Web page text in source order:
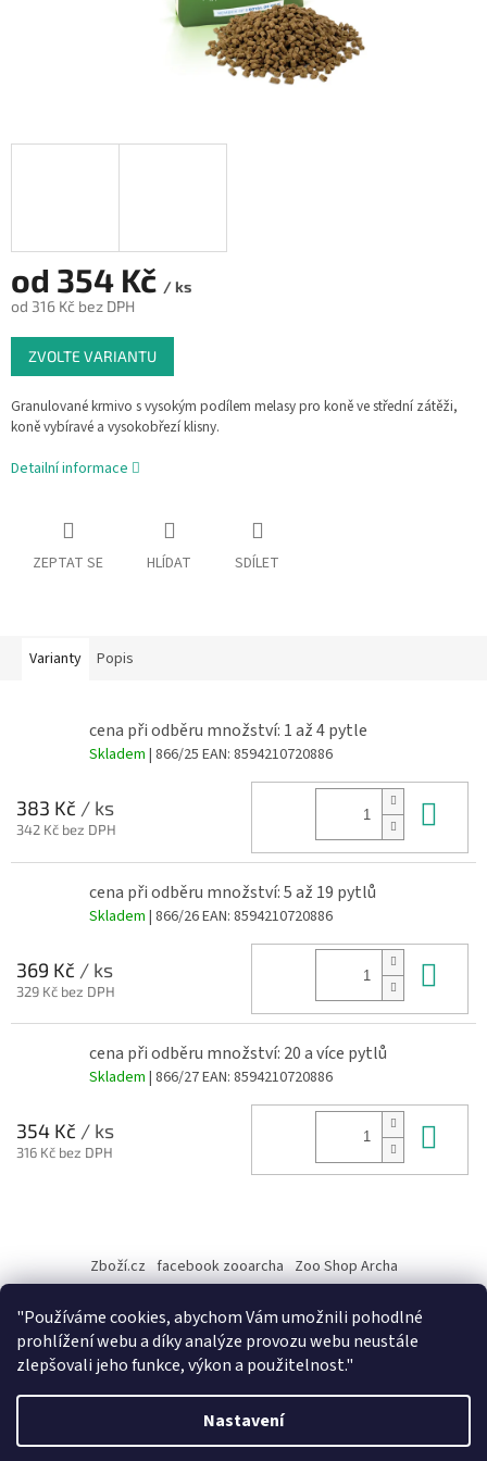
"Používáme cookies, abychom Vám umožnili pohodlné
prohlížení webu a díky analýze provozu webu neustále
zlepšovali jeho funkce, výkon a použitelnost."
Nastavení
od 354 Kč / ks
od 316 Kč bez DPH
Měrná
cena:
ZVOLTE VARIANTU
Granulované krmivo s vysokým podílem melasy pro koně ve střední zátěži,
koně vybíravé a vysokobřezí klisny.
Detailní informace
ZEPTAT SE HLÍDAT SDÍLET
Varianty Popis
cena při odběru množství: 1 až 4 pytle
Skladem | 866/25 EAN: 8594210720886
383 Kč / ks
342 Kč bez DPH
cena při odběru množství: 5 až 19 pytlů
Skladem | 866/26EAN: 8594210720886
369 Kč / ks
329 Kč bez DPH
cena při odběru množství: 20 a více pytlů
Skladem | 866/27EAN: 8594210720886
354 Kč / ks
316 Kč bez DPH
p
Zboží.cz facebook zooarcha Zoo Shop Archa
KRMIVA ENERGYS pro koně - GRANULE